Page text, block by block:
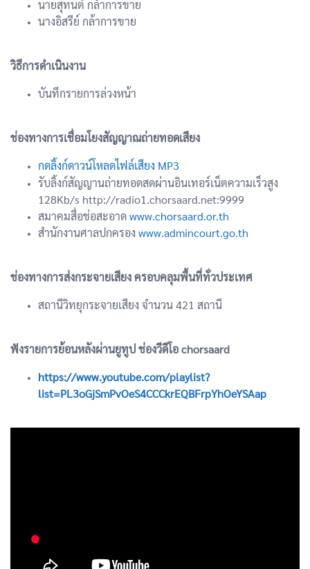
นายสุทนต์ กล้าการขาย
นางอิสรีย์ กล้าการขาย
วิธีการดำเนินงาน
บันทึกรายการล่วงหน้า
ช่องทางการเชื่อมโยงสัญญาณถ่ายทอดเสียง
กดลิ้งก์ดาวน์โหลดไฟล์เสียง MP3
รับลิ้งก์สัญญานถ่ายทอดสดผ่านอินเทอร์เน็ตความเร็วสูง
128Kb/s http://radio1.chorsaard.net:9999
สมาคมสื่อช่อสะอาดwww.chorsaard.or.th
สำนักงานศาลปกครอง www.admincourt.go.th
ช่องทางการส่งกระจายเสียง ครอบคลุมพื้นที่ทั่วประเทศ
สถานีวิทยุกระจายเสียง จำนวน 421 สถานี
ฟังรายการย้อนหลังผ่านยูทูป ช่องวีดีโอ chorsaard
https://www.youtube.com/playlist?
list=PL3oGjSmPvOeS4CCCkrEQBFrpYhOeYSAap